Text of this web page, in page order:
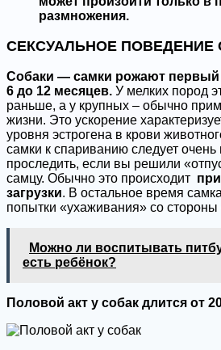
размножения.
СЕКСУАЛЬНОЕ ПОВЕДЕНИЕ
Собаки — самки рожают первый
6 до 12 месяцев. У мелких пород
раньше, а у крупных – обычно
жизни. Это ускорение
уровня эстрогена в крови
самки к спариванию следует очень
проследить, если вы решили
самцу. Обычно это происходит
загрузки. В остальное время
попытки «ухаживания» со
Можно ли воспитывать
есть ребёнок?
Половой акт у собак длится от